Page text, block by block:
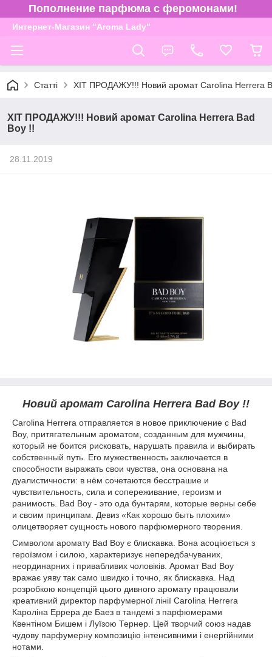
Пополнение парфюма с феромонами!
Интернет-Магазин "Aroma Lady"
Статті ХІТ ПРОДАЖУ!!! Новий аромат Carolina Herrera
ХІТ ПРОДАЖУ!!! Новий аромат Carolina Herrera Bad
Boy !!
28.11.2019
Новий аромат Carolina Herrera Bad Boy !!
Carolina Herrera отправляется в новое приключение с Bad
Boy, притягательным ароматом, созданным для мужчины,
который не боится рисковать, нарушать правила и выбирать
собственный путь. Его мужественность заключается в
способности выражать свои чувства, она основана на
дуалистичности: в нём сочетаются бесстрашие и
чувствительность, сила и сопереживание, героизм и
ранимость. Bad Boy - это ода бунтарям, которые верны себе
и своим принципам. Девиз «Как хорошо быть плохим»
олицетворяет сущность нового парфюмерного творения.
Символом аромату Bad Boy є блискавка. Вона асоціюється з
героїзмом і силою, характеризує непередбачуваних,
неординарних і привабливих чоловіків. Аромат Bad Boy
вражає уяву так само швидко і точно, як блискавка. Над
розробкою концепцій цього дивного аромату працювали
креативний директор парфумерної лінії Carolina Herrera
Кароліна Еррера де Баез в тандемі з парфюмерами
Квентіном Бишем і Луїзою Тернер. Цей творчий союз надав
чудову парфумерну композицію інтенсивними і енергійними
нотами.